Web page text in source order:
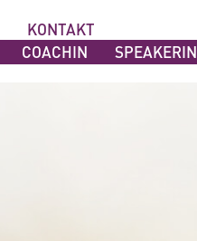
KONTAKT
COACHIN SPEAKERIN